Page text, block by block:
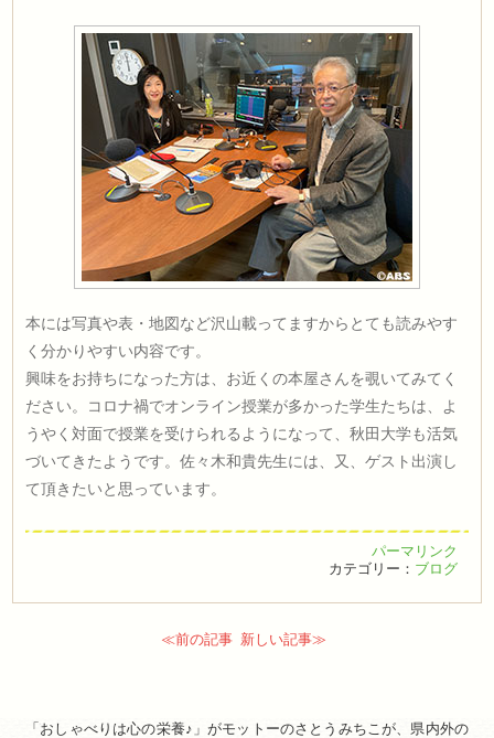
本には写真や表・地図など沢山載ってますからとても読みやす
く分かりやすい内容です。
興味をお持ちになった方は、お近くの本屋さんを覗いてみてく
ださい。コロナ禍でオンライン授業が多かった学生たちは、よ
うやく対面で授業を受けられるようになって、秋田大学も活気
づいてきたようです。佐々木和貴先生には、又、ゲスト出演し
て頂きたいと思っています。
パーマリンク
カテゴリー： ブログ
≪前の記事 新しい記事≫
「おしゃべりは心の栄養♪」がモットーのさとうみちこが、県内外の